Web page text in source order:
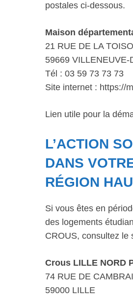
postales ci-dessous.
Maison
21 RUE DE LA
59669 VILLENEUVE-
Tél : 03 59 73 73 73
Site internet : https://
Lien utile pour la
L’ACTION
DANS
RÉGION
Si vous êtes en
des logements
CROUS, consultez le
Crous LILLE NORD
74 RUE DE CAMBRAI
59000 LILLE